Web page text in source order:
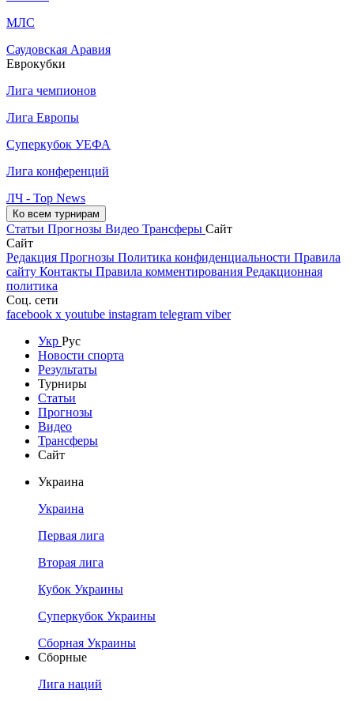
МЛС
Саудовская Аравия
Еврокубки
Лига чемпионов
Лига Европы
Суперкубок УЕФА
Лига конференций
ЛЧ - Top News
Ко всем турнирам
Статьи Прогнозы Видео Трансферы Сайт
Сайт
Редакция Прогнозы Политика конфиденциальности Правила
сайту Контакты Правила комментирования Редакционная
политика
Соц. сети
facebook x youtube instagram telegram viber
Укр Рус
Новости спорта
Результаты
Турниры
Статьи
Прогнозы
Видео
Трансферы
Сайт
Украина
Украина
Первая лига
Вторая лига
Кубок Украины
Суперкубок Украины
Сборная Украины
Сборные
Лига наций